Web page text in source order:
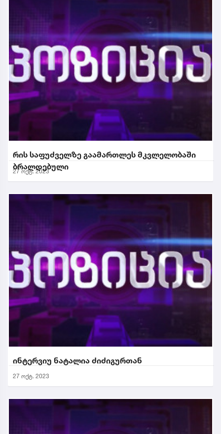
რის საფუძველზე გაამართლეს მკვლელობაში
ბრალდებული
27 ოქტ. 2023
ინტერვიუ ნატალია ძიძიგურთან
27 ოქტ. 2023